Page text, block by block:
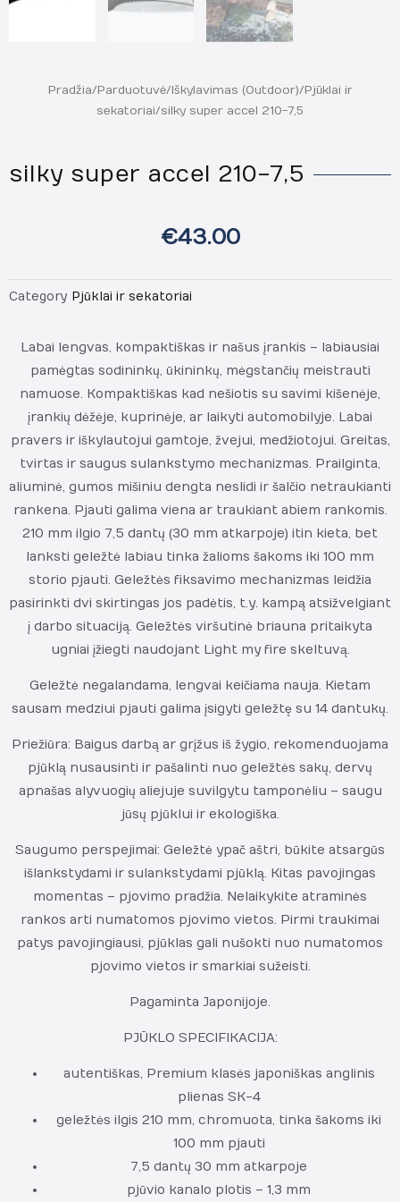
Pradžia/Parduotuvė/Iškylavimas (Outdoor)/Pjūklai ir
sekatoriai/ silky super accel 210-7,5
silky super accel 210-7,5
€43.00
Category Pjūklai ir sekatoriai
Labai lengvas, kompaktiškas ir našus įrankis – labiausiai
pamėgtas sodininkų, ūkininkų, mėgstančių meistrauti
namuose. Kompaktiškas kad nešiotis su savimi kišenėje,
įrankių dėžėje, kuprinėje, ar laikyti automobilyje. Labai
pravers ir iškylautojui gamtoje, žvejui, medžiotojui. Greitas,
tvirtas ir saugus sulankstymo mechanizmas. Prailginta,
aliuminė, gumos mišiniu dengta neslidi ir šalčio netraukianti
rankena. Pjauti galima viena ar traukiant abiem rankomis.
210 mm ilgio 7,5 dantų (30 mm atkarpoje) itin kieta, bet
lanksti geležtė labiau tinka žalioms šakoms iki 100 mm
storio pjauti. Geležtės fiksavimo mechanizmas leidžia
pasirinkti dvi skirtingas jos padėtis, t.y. kampą atsižvelgiant
į darbo situaciją. Geležtės viršutinė briauna pritaikyta
ugniai įžiegti naudojant Light my fire skeltuvą.
Geležtė negalandama, lengvai keičiama nauja. Kietam
sausam medziui pjauti galima įsigyti geležtę su 14 dantukų.
Priežiūra: Baigus darbą ar grįžus iš žygio, rekomenduojama
pjūklą nusausinti ir pašalinti nuo geležtės sakų, dervų
apnašas alyvuogių aliejuje suvilgytu tamponėliu – saugu
jūsų pjūklui ir ekologiška.
Saugumo perspejimai: Geležtė ypač aštri, būkite atsargūs
išlankstydami ir sulankstydami pjūklą. Kitas pavojingas
momentas – pjovimo pradžia. Nelaikykite atraminės
rankos arti numatomos pjovimo vietos. Pirmi traukimai
patys pavojingiausi, pjūklas gali nušokti nuo numatomos
pjovimo vietos ir smarkiai sužeisti.
Pagaminta Japonijoje.
PJŪKLO SPECIFIKACIJA:
autentiškas, Premium klasės japoniškas anglinis
plienas SK-4
geležtės ilgis 210 mm, chromuota, tinka šakoms iki
100 mm pjauti
7,5 dantų 30 mm atkarpoje
pjūvio kanalo plotis – 1,3 mm